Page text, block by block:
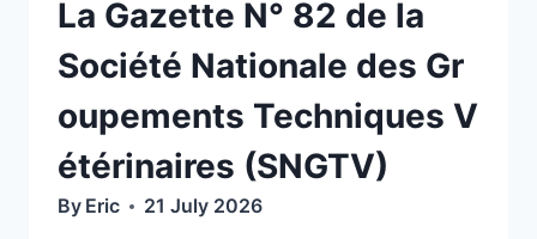
La Gazette N° 82 de la
Société Nationale des Gr
oupements Techniques V
étérinaires (SNGTV)
By Eric 21 July 2026